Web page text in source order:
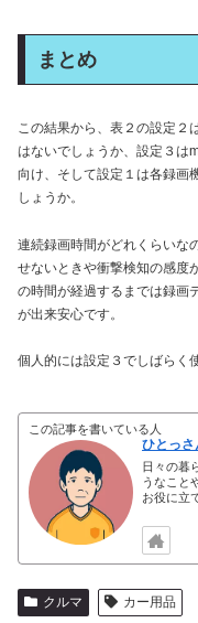
まとめ
この結果から、表２の設定２
はないでしょうか、設定３は
向け、そして設定１は各録画
しょうか。
連続録画時間がどれくらいな
せないときや衝撃検知の感度
の時間が経過するまでは録画
が出来安心です。
個人的には設定３でしばらく
この記事を書いている人
ひとっさ
日々の暮
うなこと
お役に立
クルマ カー用品